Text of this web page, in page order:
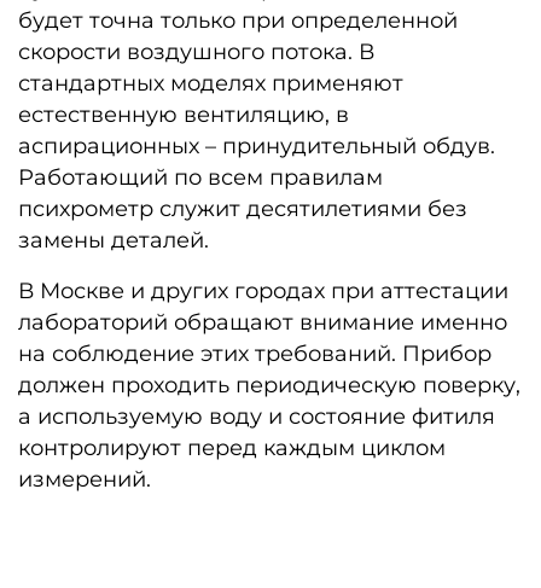
будет точна только при определенной
скорости воздушного потока. В
стандартных моделях применяют
естественную вентиляцию, в
аспирационных – принудительный обдув.
Работающий по всем правилам
психрометр служит десятилетиями без
замены деталей.
В Москве и других городах при аттестации
лабораторий обращают внимание именно
на соблюдение этих требований. Прибор
должен проходить периодическую поверку,
а используемую воду и состояние фитиля
контролируют перед каждым циклом
измерений.